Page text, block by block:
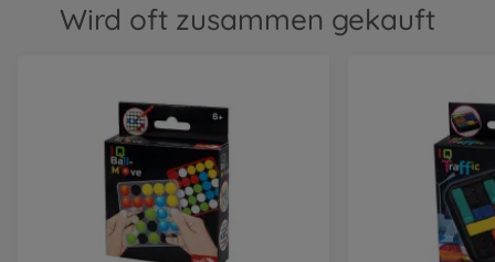
Wird oft zusammen gekauft